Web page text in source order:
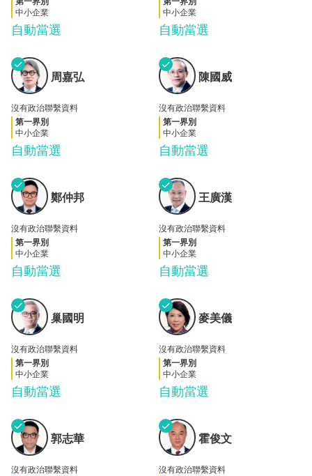
自動當選
中小企業
自動當選
中小企業
周嘉
弘
✓
自動當選
周嘉弘
沒有政治聯繫資料
第一界別
中小企業
陳國
威
✓
自動當選
陳國威
沒有政治聯繫資料
第一界別
中小企業
鄭仲
邦
✓
自動當選
鄭仲邦
沒有政治聯繫資料
第一界別
中小企業
王廣
漢
✓
自動當選
王廣漢
沒有政治聯繫資料
第一界別
中小企業
巢國
明
✓
自動當選
巢國明
沒有政治聯繫資料
第一界別
中小企業
麥美
儀
✓
自動當選
麥美儀
沒有政治聯繫資料
第一界別
中小企業
郭志
華
✓
郭志華
沒有政治聯繫資料
霍俊
文
✓
霍俊文
沒有政治聯繫資料